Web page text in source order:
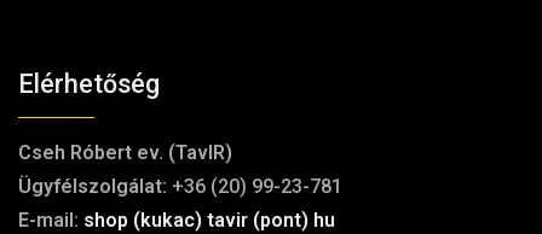
Elérhetőség
Cseh Róbert ev. (TavIR)
Ügyfélszolgálat: +36 (20) 99-23-781
E-mail: shop (kukac) tavir (pont) hu